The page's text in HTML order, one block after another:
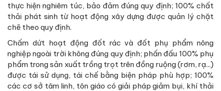
thực hiện nghiêm túc, bảo đảm đúng quy định; 100% chất
thải phát sinh từ hoạt động xây dựng được quản lý chặt
chẽ theo quy định.
Chấm dứt hoạt động đốt rác và đốt phụ phẩm nông
nghiệp ngoài trời không đúng quy định; phấn đấu 100% phụ
phẩm trong sản xuất trồng trọt trên đồng ruộng (rơm, rạ...)
được tái sử dụng, tái chế bằng biện pháp phù hợp; 100%
các cơ sở tâm linh, tôn giáo có giải pháp giảm bụi, khí thải